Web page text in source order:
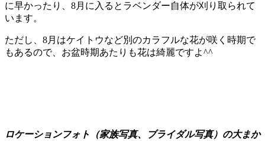
に早かったり、8月に入るとラベンダー自体が刈り取られて
います。
ただし、8月はケイトウなど別のカラフルな花が咲く時期で
もあるので、お盆時期あたりも花は綺麗ですよ^^
ロケーションフォト（家族写真、ブライダル写真）の大まか